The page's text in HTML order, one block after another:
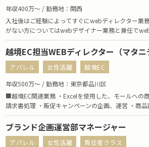
年収400万〜 / 勤務地：関西
入社後はご経験によってすぐにwebディレクター業
がない方についてはwebデザイナー業務と兼任で
越境EC担当WEBディレクター（マタニ
アパレル 女性活躍
越境EC
年収500万〜 / 勤務地：東京都品川区
■越境EC関連業務 ・Excelを使用した、モールへの
請求書処理 ・販促キャンペーンの企画、運営 ・商
ブランド企画運営部マネージャー
アパレル 女性活躍 責任者クラス